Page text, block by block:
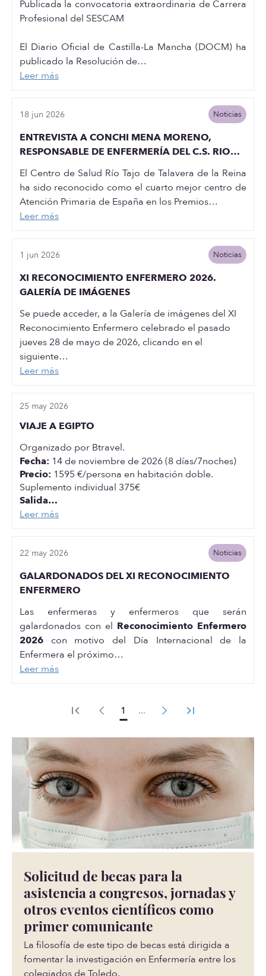
Publicada la convocatoria extraordinaria de Carrera
Profesional del SESCAM
El Diario Oficial de Castilla-La Mancha (DOCM) ha
publicado la Resolución de…
Leer más
18 jun 2026 Noticias
ENTREVISTA A CONCHI MENA MORENO,
RESPONSABLE DE ENFERMERÍA DEL C.S. RIO
TAJO DE TALAVERA DE LA REINA
El Centro de Salud Río Tajo de Talavera de la Reina
ha sido reconocido como el cuarto mejor centro de
Atención Primaria de España en los Premios…
Leer más
1 jun 2026 Noticias
XI RECONOCIMIENTO ENFERMERO 2026.
GALERÍA DE IMÁGENES
Se puede acceder, a la Galería de imágenes del XI
Reconocimiento Enfermero celebrado el pasado
jueves 28 de mayo de 2026, clicando en el
siguiente…
Leer más
25 may 2026
VIAJE A EGIPTO
Organizado por Btravel.
Fecha: 14 de noviembre de 2026 (8 días/7noches)
Precio: 1595 €/persona en habitación doble.
Suplemento individual 375€
Salida…
Leer más
22 may 2026 Noticias
GALARDONADOS DEL XI RECONOCIMIENTO
ENFERMERO
Las enfermeras y enfermeros que serán
galardonados con el Reconocimiento Enfermero
2026 con motivo del Día Internacional de la
Enfermera el próximo…
Leer más
1 ...
Solicitud de becas para la
asistencia a congresos, jornadas y
otros eventos científicos como
primer comunicante
La filosofía de este tipo de becas está dirigida a
fomentar la investigación en Enfermería entre los